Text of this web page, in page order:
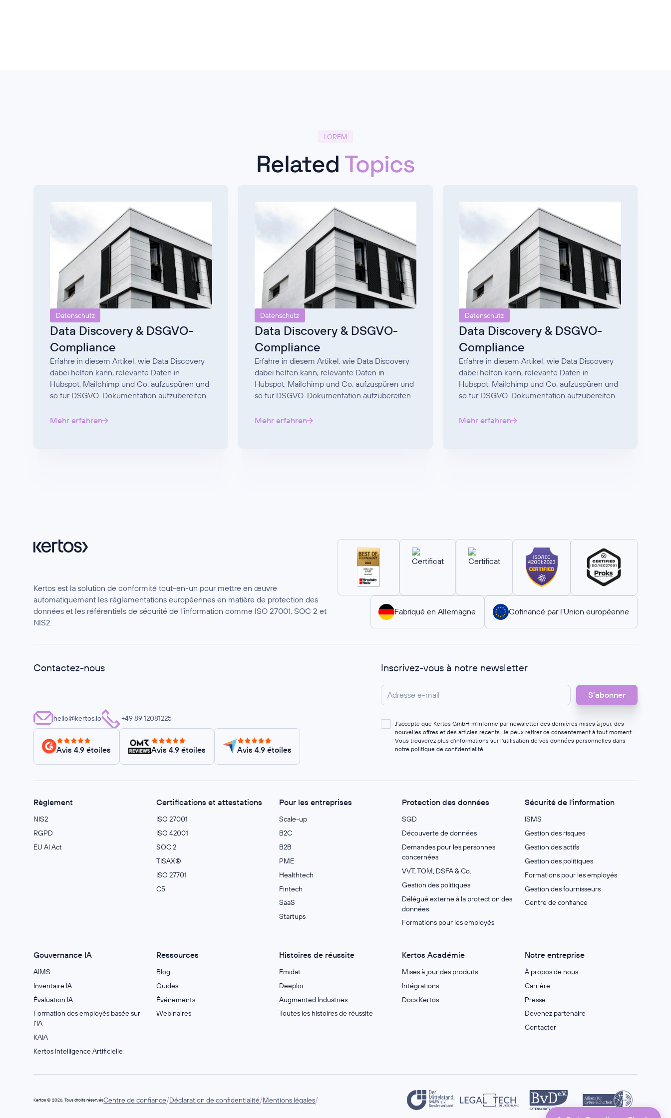
LOREM
Related Topics
Datenschutz
Data Discovery & DSGVO-
Compliance
Erfahre in diesem Artikel, wie Data Discovery
dabei helfen kann, relevante Daten in
Hubspot, Mailchimp und Co. aufzuspüren und
so für DSGVO-Dokumentation aufzubereiten.
Mehr erfahren
Datenschutz
Data Discovery & DSGVO-
Compliance
Erfahre in diesem Artikel, wie Data Discovery
dabei helfen kann, relevante Daten in
Hubspot, Mailchimp und Co. aufzuspüren und
so für DSGVO-Dokumentation aufzubereiten.
Mehr erfahren
Datenschutz
Data Discovery & DSGVO-
Compliance
Erfahre in diesem Artikel, wie Data Discovery
dabei helfen kann, relevante Daten in
Hubspot, Mailchimp und Co. aufzuspüren und
so für DSGVO-Dokumentation aufzubereiten.
Mehr erfahren
Kertos est la solution de conformité tout-en-un pour mettre en œuvre
automatiquement les réglementations européennes en matière de protection des
données et les référentiels de sécurité de l’information comme ISO 27001, SOC 2 et
NIS2.
Fabriqué en Allemagne Cofinancé par l’Union européenne
Contactez-nous
hello@kertos.io +49 89 12081225
Avis 4,9 étoiles Avis 4,9 étoiles Avis 4,9 étoiles
Inscrivez-vous à notre newsletter
J'accepte que Kertos GmbH m'informe par newsletter des dernières mises à jour, des
nouvelles offres et des articles récents. Je peux retirer ce consentement à tout moment.
Vous trouverez plus d'informations sur l'utilisation de vos données personnelles dans
notre politique de confidentialité
Règlement
NIS2
RGPD
EU AI Act
Certifications et attestations
ISO 27001
ISO 42001
SOC 2
TISAX®
ISO 27701
C5
Pour les entreprises
Scale-up
B2C
B2B
PME
Healthtech
Fintech
SaaS
Startups
Protection des données
SGD
Découverte de données
Demandes pour les personnes
concernées
VVT, TOM, DSFA & Co.
Gestion des politiques
Délégué externe à la protection des
données
Formations pour les employés
Sécurité de l'information
ISMS
Gestion des risques
Gestion des actifs
Gestion des politiques
Formations pour les employés
Gestion des fournisseurs
Centre de confiance
Gouvernance IA
AIMS
Inventaire IA
Évaluation IA
Formation des employés basée sur
l'IA
KAIA
Kertos Intelligence Artificielle
Ressources
Blog
Guides
Événements
Webinaires
Histoires de réussite
Emidat
Deeploi
Augmented Industries
Toutes les histoires de réussite
Kertos Académie
Mises à jour des produits
Intégrations
Docs Kertos
Notre entreprise
À propos de nous
Carrière
Presse
Devenez partenaire
Contacter
Kertos © 2026. Tous droits réservésCentre de confiance/Déclaration de confidentialité/Mentions légales/